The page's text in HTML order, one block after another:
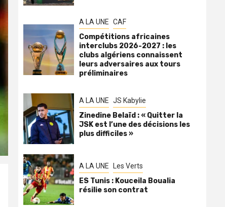
A LA UNE CAF
Compétitions africaines
interclubs 2026-2027 : les
clubs algériens connaissent
leurs adversaires aux tours
préliminaires
A LA UNE JS Kabylie
Zinedine Belaïd : « Quitter la
JSK est l’une des décisions les
plus difficiles »
A LA UNE Les Verts
ES Tunis : Kouceila Boualia
résilie son contrat